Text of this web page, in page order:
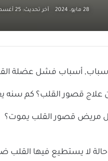
أرسل28 مايو، 2024 آخر تحديث: 25 أغسطس، 2024
القلب: 5 أسباب, أسباب فشل
علاج قصور القلب؟ كم
مريض قصور القلب يموت؟
لا يستطيع فيها القلب